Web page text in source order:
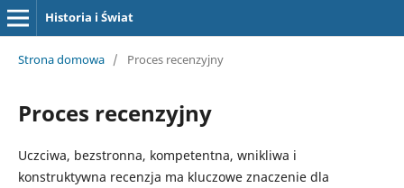
Historia i Świat
Strona domowa / Proces recenzyjny
Proces recenzyjny
Uczciwa, bezstronna, kompetentna, wnikliwa i
konstruktywna recenzja ma kluczowe znaczenie dla